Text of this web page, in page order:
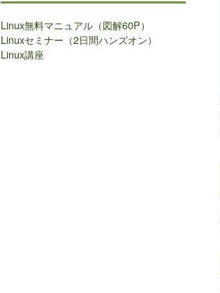
Linux無料マニュアル（図解60P）
Linuxセミナー（2日間ハンズオン）
Linux講座